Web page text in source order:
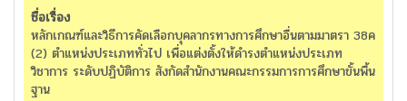
หลักเกณฑ์และวิธีการคัดเลือกบุคลากรทางการศึกษาอื่นตามมาตรา 38ค
(2) ตำแหน่งประเภททั่วไป เพื่อแต่งตั้งให้ดำรงตำแหน่งประเภท
วิชาการ ระดับปฏิบัติการ สังกัดสำนักงานคณะกรรมการการศึกษาขั้นพื้น
ฐาน